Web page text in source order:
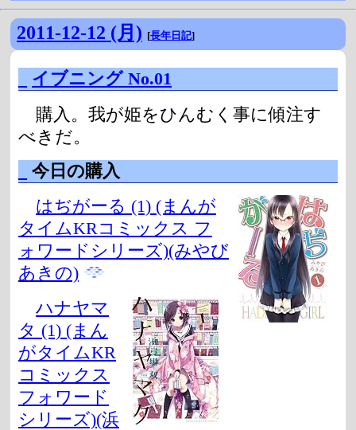
2011-12-12 (月) [長年日記]
イブニング No.01
購入。我が姫をひんむく事に傾注す
べきだ。
今日の購入
はぢがーる (1) (まんが
タイムKRコミックス フ
ォワードシリーズ)(みやび
あきの)
ハナヤマ
タ (1) (まん
がタイムKR
コミックス
フォワード
シリーズ)(浜